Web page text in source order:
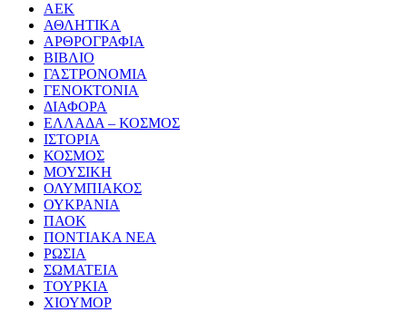
ΑΕΚ
ΑΘΛΗΤΙΚΑ
ΑΡΘΡΟΓΡΑΦΙΑ
ΒΙΒΛΙΟ
ΓΑΣΤΡΟΝΟΜΙΑ
ΓΕΝΟΚΤΟΝΙΑ
ΔΙΑΦΟΡΑ
ΕΛΛΑΔΑ – ΚΟΣΜΟΣ
ΙΣΤΟΡΙΑ
ΚΟΣΜΟΣ
ΜΟΥΣΙΚΗ
ΟΛΥΜΠΙΑΚΟΣ
ΟΥΚΡΑΝΙΑ
ΠΑΟΚ
ΠΟΝΤΙΑΚΑ ΝΕΑ
ΡΩΣΙΑ
ΣΩΜΑΤΕΙΑ
ΤΟΥΡΚΙΑ
ΧΙΟΥΜΟΡ